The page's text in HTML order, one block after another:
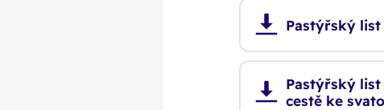
Pastýřský list
Pastýřský list
cestě ke